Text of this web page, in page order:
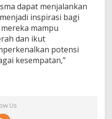
dapat menjalankan
inspirasi bagi
mampu
dan ikut
potensi
kesempatan,”
Us